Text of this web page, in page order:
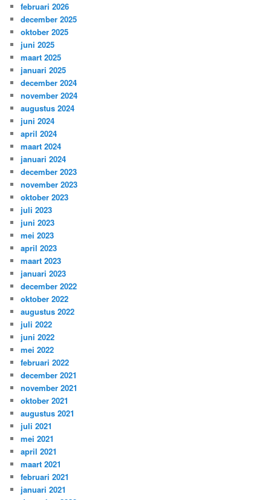
februari 2026
december 2025
oktober 2025
juni 2025
maart 2025
januari 2025
december 2024
november 2024
augustus 2024
juni 2024
april 2024
maart 2024
januari 2024
december 2023
november 2023
oktober 2023
juli 2023
juni 2023
mei 2023
april 2023
maart 2023
januari 2023
december 2022
oktober 2022
augustus 2022
juli 2022
juni 2022
mei 2022
februari 2022
december 2021
november 2021
oktober 2021
augustus 2021
juli 2021
mei 2021
april 2021
maart 2021
februari 2021
januari 2021